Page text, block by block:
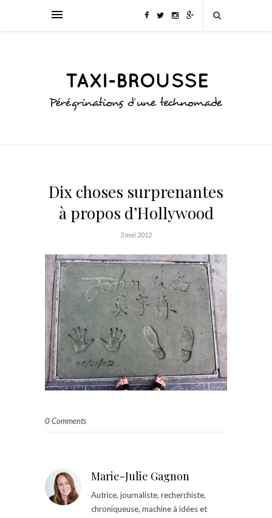
Dix choses surprenantes
à propos d’Hollywood
3 mai 2012
0 Comments
Marie-Julie Gagnon
Autrice, journaliste, recherchiste,
chroniqueuse, machine à idées et